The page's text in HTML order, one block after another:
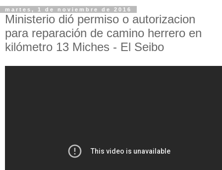
martes, 1 de noviembre de 2016
Ministerio dió permiso o autorizacion
para reparación de camino herrero en
kilómetro 13 Miches - El Seibo